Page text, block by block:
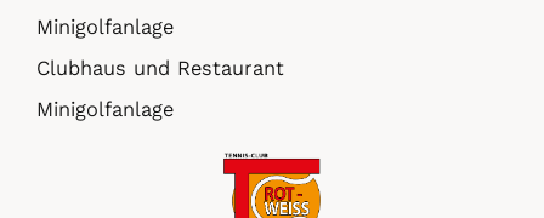
Minigolfanlage
Clubhaus und Restaurant
Minigolfanlage